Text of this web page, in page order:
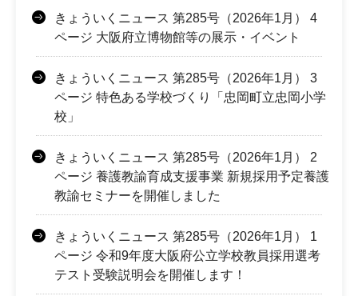
きょういくニュース 第285号（2026年1月） 4
ページ 大阪府立博物館等の展示・イベント
きょういくニュース 第285号（2026年1月） 3
ページ 特色ある学校づくり「忠岡町立忠岡小学
校」
きょういくニュース 第285号（2026年1月） 2
ページ 養護教諭育成支援事業 新規採用予定養護
教諭セミナーを開催しました
きょういくニュース 第285号（2026年1月） 1
ページ 令和9年度大阪府公立学校教員採用選考
テスト受験説明会を開催します！